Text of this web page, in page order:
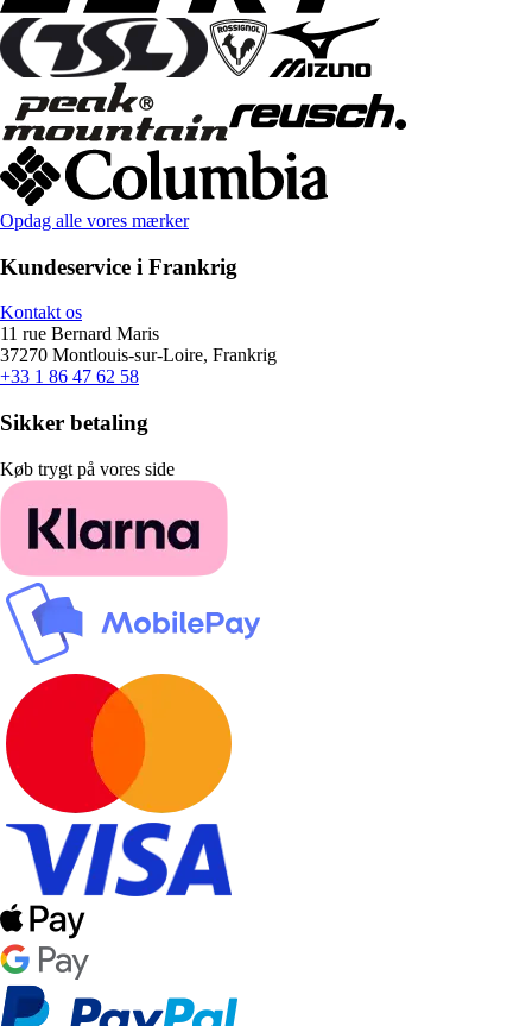
Opdag alle vores mærker
Kundeservice i Frankrig
Kontakt os
11 rue Bernard Maris
37270 Montlouis-sur-Loire, Frankrig
+33 1 86 47 62 58
Sikker betaling
Køb trygt på vores side